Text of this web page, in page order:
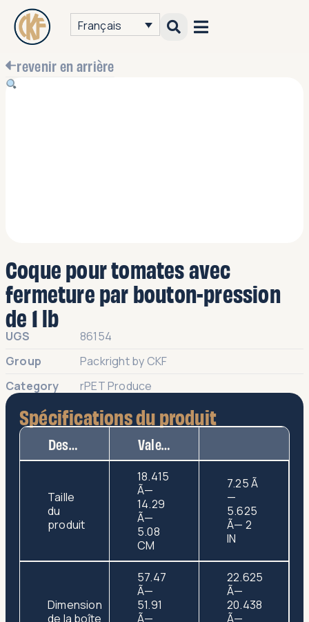
Français
revenir en arrière
Coque pour tomates avec
fermeture par bouton-pression
de 1 lb
UGS
86154
Group
Packright by CKF
Category
rPET Produce
Spécifications du produit
Description Valeur
Taille
du
produit
18.415
Ã—
14.29
Ã—
5.08
CM
7.25 Ã
—
5.625
Ã— 2
IN
Dimension
de la boîte
57.47
Ã—
51.91
Ã—
22.625
Ã—
20.438
Ã—